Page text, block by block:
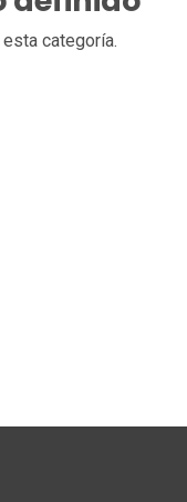
categoría.